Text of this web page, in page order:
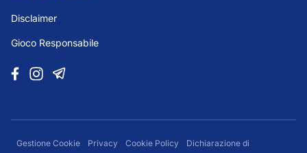
Disclaimer
Gioco Responsabile
Gestione Cookie Privacy Cookie Policy
Dichiarazione di